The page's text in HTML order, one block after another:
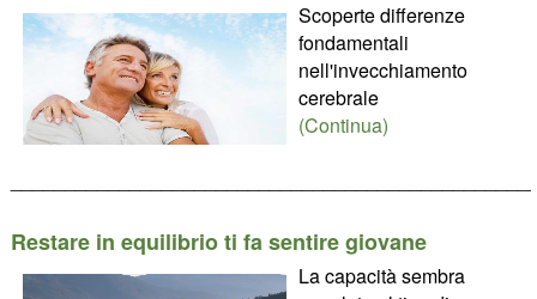
Scoperte differenze
fondamentali
nell'invecchiamento
cerebrale
(Continua)
Restare in equilibrio ti fa sentire giovane
La capacità sembra